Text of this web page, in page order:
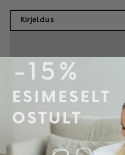
Kirjeldus
Arvustused (0)
See müts ei ürita midagi
peitubki tema tugevus.
Black Giraffe’isõnumita
neile, kes hindavad vaikust
Ükski lause pole vahel sama